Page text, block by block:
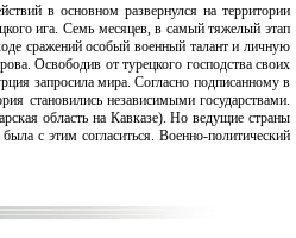
в основном развернулся на территории
ига. Семь месяцев, в самый тяжелый этап
сражений особый военный талант и личную
Освободив от турецкого господства своих
запросила мира. Согласно подписанному в
становились независимыми государствами.
область на Кавказе). Но ведущие страны
с этим согласиться. Военно-политический